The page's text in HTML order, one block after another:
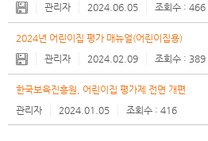
관리자
2024.06.05 466
2024년 어린이집 평가 매뉴얼(어린이집용)
관리자
2024.02.09 389
한국보육진흥원, 어린이집 평가제 전면 개편
관리자
2024.01.05 416